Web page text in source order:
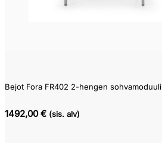
Bejot Fora FR402 2-hengen sohvamoduuli
1492,00 € (sis. alv)